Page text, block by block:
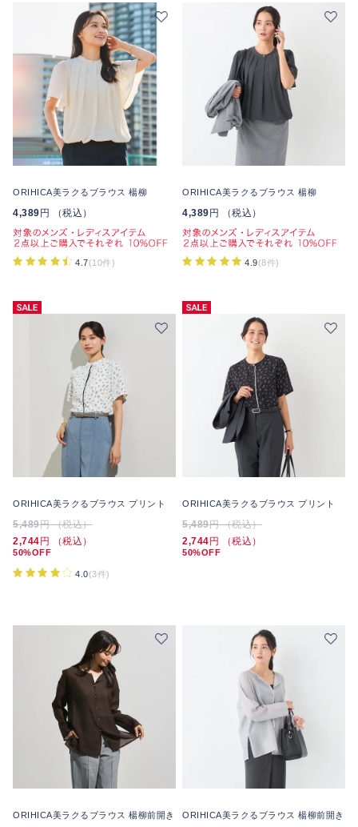
ORIHICA美ラクるブラウス 楊柳
4,389 円 （税込）
4.7(10件)
ORIHICA美ラクるブラウス 楊柳
4,389 円 （税込）
4.9(8件)
ORIHICA美ラクるブラウス プリント
5,489円 （税込）
2,744 円 （税込）
50%OFF
4.0(3件)
ORIHICA美ラクるブラウス プリント
5,489円 （税込）
2,744 円 （税込）
50%OFF
ORIHICA美ラクるブラウス 楊柳前開き ORIHICA美ラクるブラウス 楊柳前開き